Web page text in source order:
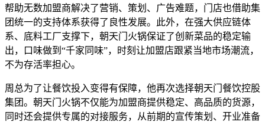
帮助无数加盟商解决了营销、策划、广告难题，门店也借助集
团统一的支持体系获得了良性发展。此外，在强大供应链体
系、底料工厂支撑下，朝天门火锅保证了创新菜品的稳定输
出，口味做到“千家同味”，时刻让加盟店跟紧当地市场潮流，
不为存活率担心。
周总为了让餐饮投入变得有保障，他再次选择朝天门餐饮控股
集团。朝天门火锅不仅能为加盟商提供稳定、高品质的货源，
同时还会提供专属的对接服务，从前期的宣传策划、开业准备